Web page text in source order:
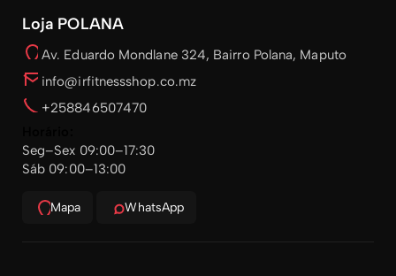
Loja POLANA
Av. Eduardo Mondlane 324, Bairro Polana, Maputo
info@irfitnessshop.co.mz
+258846507470
Seg–Sex 09:00–17:30
Sáb 09:00–13:00
Mapa WhatsApp